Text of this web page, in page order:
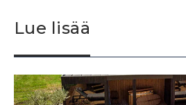
Lue lisää